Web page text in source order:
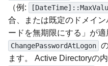
（例:
合、または既定のドメイ
ードを無期限にする」が適
ChangePasswordAtLogon
ます。 Active Directoryの内